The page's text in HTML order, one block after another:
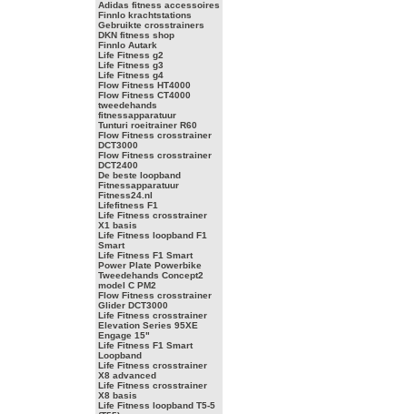
Adidas fitness accessoires
Finnlo krachtstations
Gebruikte crosstrainers
DKN fitness shop
Finnlo Autark
Life Fitness g2
Life Fitness g3
Life Fitness g4
Flow Fitness HT4000
Flow Fitness CT4000
tweedehands
fitnessapparatuur
Tunturi roeitrainer R60
Flow Fitness crosstrainer
DCT3000
Flow Fitness crosstrainer
DCT2400
De beste loopband
Fitnessapparatuur
Fitness24.nl
Lifefitness F1
Life Fitness crosstrainer
X1 basis
Life Fitness loopband F1
Smart
Life Fitness F1 Smart
Power Plate Powerbike
Tweedehands Concept2
model C PM2
Flow Fitness crosstrainer
Glider DCT3000
Life Fitness crosstrainer
Elevation Series 95XE
Engage 15"
Life Fitness F1 Smart
Loopband
Life Fitness crosstrainer
X8 advanced
Life Fitness crosstrainer
X8 basis
Life Fitness loopband T5-5